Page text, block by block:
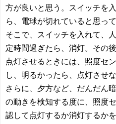
方が良いと思う。スイッチを
ら、電球が切れていると思って
そこで、スイッチを入れて、
定時間過ぎたら、消灯。その
点灯させるときには、照度セ
し、明るかったら、点灯させな
さらに、夕方など、だんだん
の動きを検知する度に、照度
認して点灯するか消灯するかを